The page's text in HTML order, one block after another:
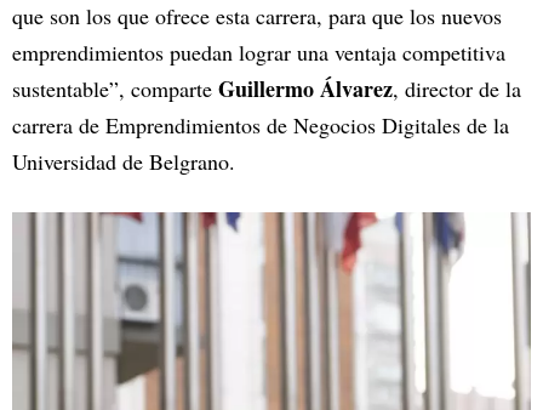
que son los que ofrece esta carrera, para que los nuevos
emprendimientos puedan lograr una ventaja competitiva
sustentable”, comparte Guillermo Álvarez, director de la
carrera de Emprendimientos de Negocios Digitales de la
Universidad de Belgrano.